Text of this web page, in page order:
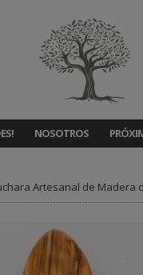
NOSOTROS
Artesanal de Madera